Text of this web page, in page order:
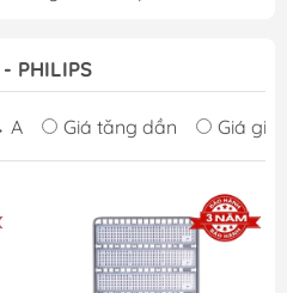
PHILIPS
A Giá tăng dần Giá